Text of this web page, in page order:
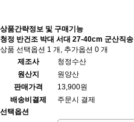
상품간략정보 및 구매기능
청정 반건조 박대 서대 27-40cm 군산직송
상품 선택옵션 1 개, 추가옵션 0 개
제조사
청정수산
원산지
원양산
판매가격
13,900원
배송비결제
주문시 결제
선택옵션